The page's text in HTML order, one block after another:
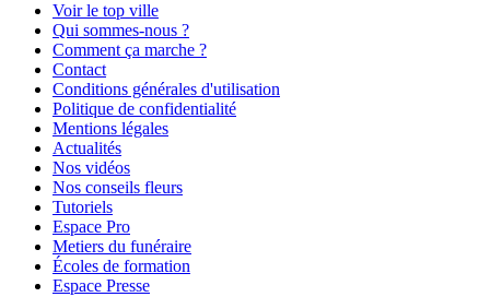
Voir le top ville
Qui sommes-nous ?
Comment ça marche ?
Contact
Conditions générales d'utilisation
Politique de confidentialité
Mentions légales
Actualités
Nos vidéos
Nos conseils fleurs
Tutoriels
Espace Pro
Metiers du funéraire
Écoles de formation
Espace Presse